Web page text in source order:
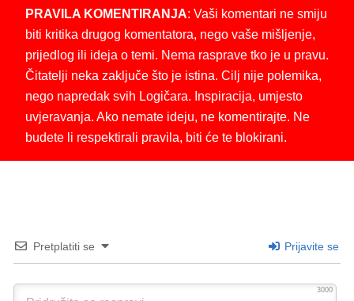
PRAVILA KOMENTIRANJA: Vaši komentari ne smiju
biti kritika drugog komentatora, nego vaše mišljenje,
prijedlog ili ideja o temi. Nema rasprave tko je u pravu.
Čitatelji neka zaključe što je istina. Cilj nije polemika,
nego napredak svih Logičara. Inspiracija, umjesto
uvjeravanja. Ako nemate ideju, ne komentirajte. Ne
budete li respektirali pravila, biti će te blokirani.
Pretplatiti se Prijavite se
3000